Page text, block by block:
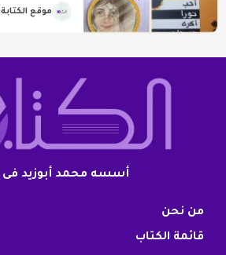
موقع الكتابة
أسسه محمد أبوزيد فى 2007
من نحن
قائمة الكتاب